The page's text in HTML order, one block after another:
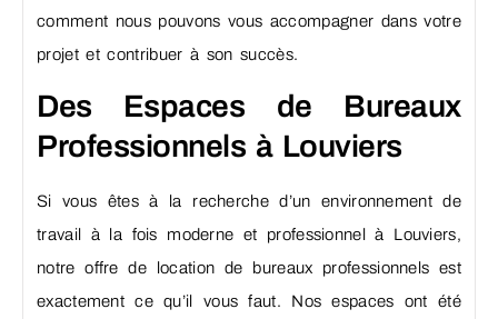
comment nous pouvons vous accompagner dans votre
projet et contribuer à son succès.
Des Espaces de Bureaux
Professionnels à Louviers
Si vous êtes à la recherche d’un environnement de
travail à la fois moderne et professionnel à Louviers,
notre offre de location de bureaux professionnels est
exactement ce qu’il vous faut. Nos espaces ont été